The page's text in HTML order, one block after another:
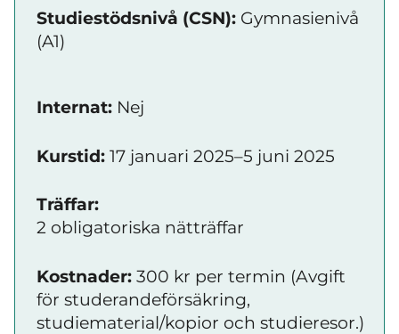
Studiestödsnivå (CSN): Gymnasienivå
(A1)
Internat: Nej
Kurstid: 17 januari 2025–5 juni 2025
Träffar:
2 obligatoriska nätträffar
Kostnader: 300 kr per termin (Avgift
för studerandeförsäkring,
studiematerial/kopior och studieresor.)